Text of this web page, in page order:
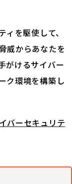
を駆使して、
威からあなたを
がけるサイバー
ク環境を構築し
バーセキュリテ